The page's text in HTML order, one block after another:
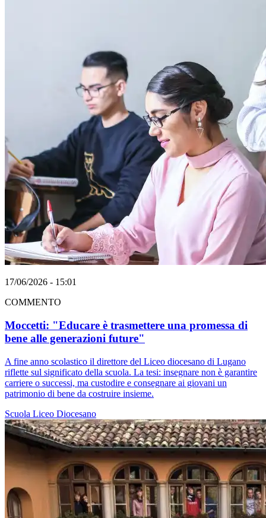
17/06/2026 - 15:01
COMMENTO
Moccetti: "Educare è trasmettere una promessa di
bene alle generazioni future"
A fine anno scolastico il direttore del Liceo diocesano di Lugano
riflette sul significato della scuola. La tesi: insegnare non è garantire
carriere o successi, ma custodire e consegnare ai giovani un
patrimonio di bene da costruire insieme.
Scuola Liceo Diocesano